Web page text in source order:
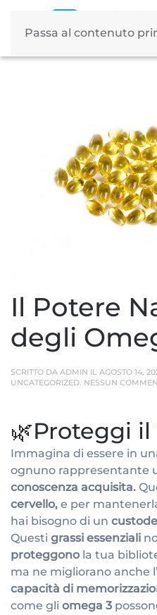
Passa al contenuto
Tag:
Il Potere
degli
SCRITTO DA ADMIN IL AGOSTO 14,
UNCATEGORIZED. NESSUN
🌿Proteggi il
Immagina di essere in
ognuno rappresentante
conoscenza acquisita.
cervello, e per
hai bisogno di un
Questi grassi essenziali
proteggono la tua
ma ne migliorano anche l’
capacità di
come gli omega 3